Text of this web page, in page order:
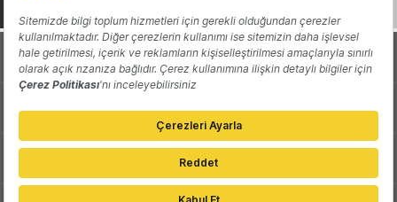
Hakkında Yazarlar
Katkıda Bulun Reklam